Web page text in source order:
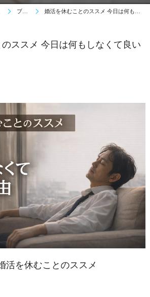
ブログ 婚活を休むことのススメ 今日は何もしなくて良い理由
ススメ 今日は何もしなくて良い
活を休むことのススメ